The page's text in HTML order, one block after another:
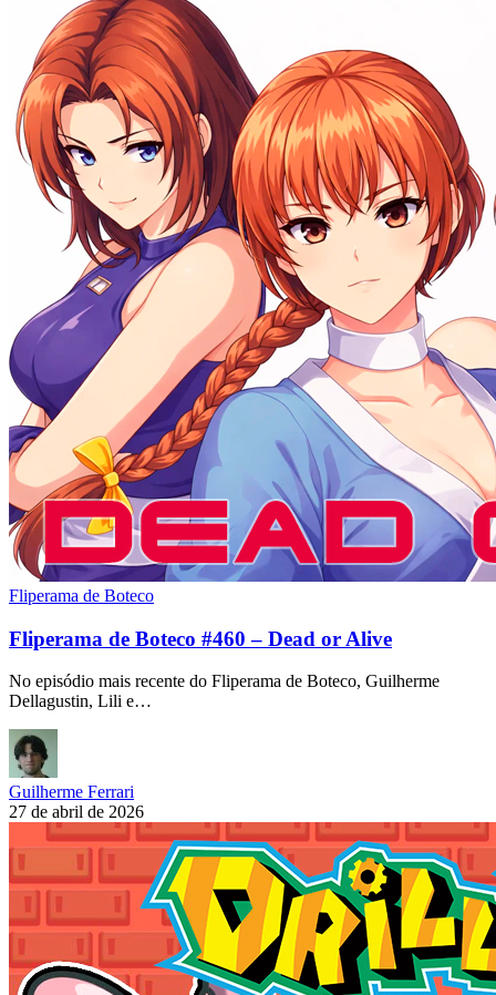
Fliperama de Boteco
Fliperama de Boteco #460 – Dead or Alive
No episódio mais recente do Fliperama de Boteco, Guilherme
Dellagustin, Lili e…
Guilherme Ferrari
27 de abril de 2026